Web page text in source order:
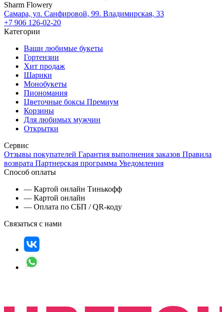
Sharm Flowery
Самара, ул. Санфировой, 99. Владимирская, 33
+7 906 126-02-20
Категории
Ваши любимые букеты
Гортензии
Хит продаж
Шарики
Монобукеты
Пиономания
Цветочные боксы Премиум
Корзины
Для любимых мужчин
Открытки
Сервис
Отзывы покупателей Гарантия выполнения заказов Правила
возврата Партнерская программа Уведомления
Способ оплаты
— Картой онлайн Тинькофф
— Картой онлайн
— Оплата по СБП / QR-коду
Связаться с нами